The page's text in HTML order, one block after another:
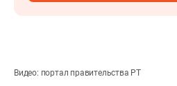
Видео: портал правительства РТ